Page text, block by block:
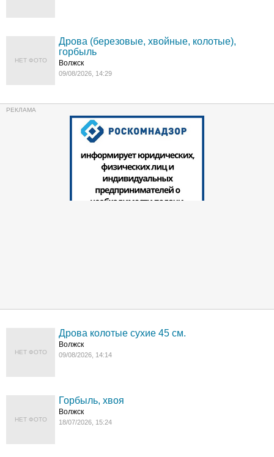
НЕТ ФОТО
Дрова (березовые, хвойные, колотые),
горбыль
Волжск
09/08/2026, 14:29
НЕТ ФОТО
Дрова колотые сухие 45 см.
Волжск
09/08/2026, 14:14
НЕТ ФОТО
Горбыль, хвоя
Волжск
18/07/2026, 15:24